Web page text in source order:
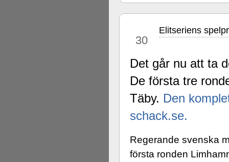
30
Elitseriens
Det går nu att ta
De första tre
Täby. Den
schack.se.
Regerande svenska
första ronden